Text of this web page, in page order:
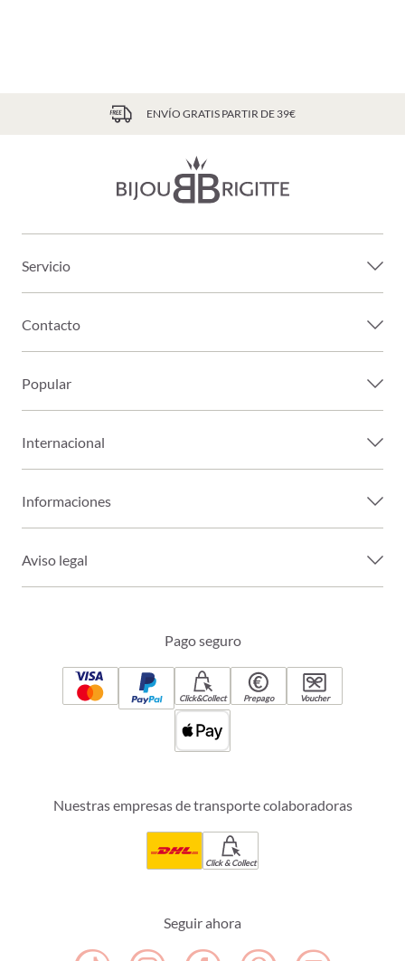
ENVÍO GRATIS PARTIR DE 39€
Servicio
Contacto
Popular
Internacional
Informaciones
Aviso legal
Pago seguro
Click&Collect Prepago Voucher
Nuestras empresas de transporte colaboradoras
Click & Collect
Seguir ahora